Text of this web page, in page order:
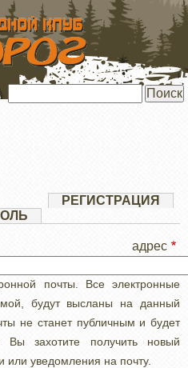
РЕГИСТРАЦИЯ
адрес
почты. Все электронные
будут высланы на данный
не станет публичным и будет
Вы захотите получить новый
или уведомления на почту.